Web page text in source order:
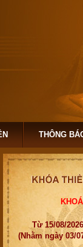
THÔNG
Từ 15/08/
(Nhằm ngày 03/